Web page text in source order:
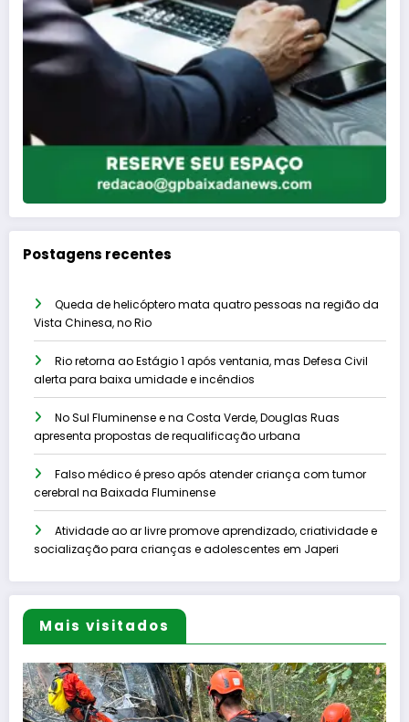
Postagens recentes
Queda de helicóptero mata quatro pessoas na região da
Vista Chinesa, no Rio
Rio retorna ao Estágio 1 após ventania, mas Defesa Civil
alerta para baixa umidade e incêndios
No Sul Fluminense e na Costa Verde, Douglas Ruas
apresenta propostas de requalificação urbana
Falso médico é preso após atender criança com tumor
cerebral na Baixada Fluminense
Atividade ao ar livre promove aprendizado, criatividade e
socialização para crianças e adolescentes em Japeri
Mais visitados